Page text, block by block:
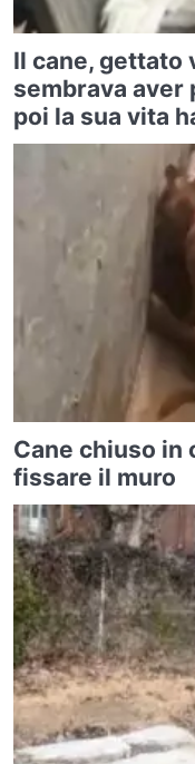
Il cane, gettato
sembrava aver
poi la sua vita
Cane chiuso in
fissare il muro